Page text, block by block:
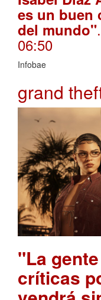
es un buen
del mundo"
06:50
Infobae
grand
"La
críticas